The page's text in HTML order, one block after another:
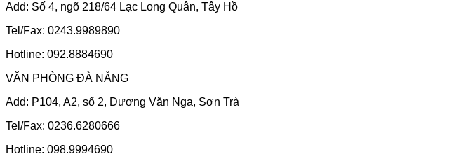
Add: Số 4, ngõ 218/64 Lạc Long Quân, Tây Hồ
Tel/Fax: 0243.9989890
Hotline: 092.8884690
VĂN PHÒNG ĐÀ NẴNG
Add: P104, A2, số 2, Dương Văn Nga, Sơn Trà
Tel/Fax: 0236.6280666
Hotline: 098.9994690